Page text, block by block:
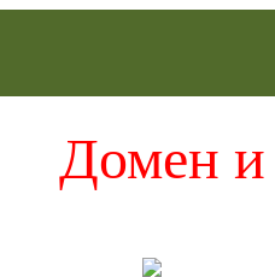
Домен и